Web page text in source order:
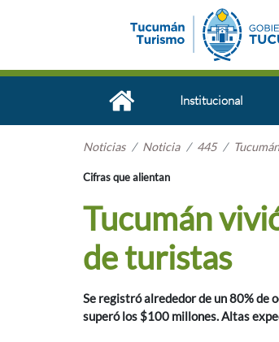
Institucional
Noticias Noticia 445
Cifras que alientan
Tucumán
de turistas
Se registró alrededor de un 80% de
superó los $100 millones. Altas